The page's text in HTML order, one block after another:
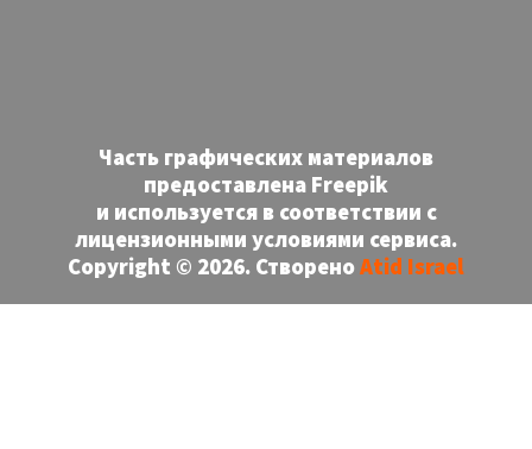
Часть графических материалов
предоставлена Freepik
и используется в соответствии с
лицензионными условиями сервиса.
Copyright © 2026. СтвореноAtid Israel